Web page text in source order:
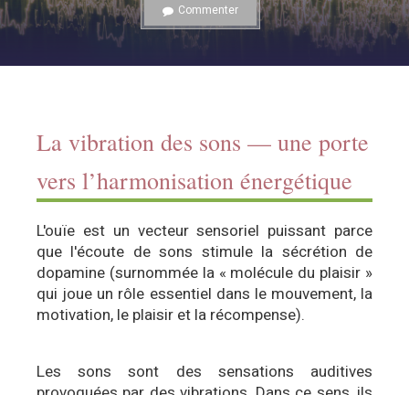
Commenter
La vibration des sons — une porte
vers l’harmonisation énergétique
L'ouïe est un vecteur sensoriel puissant parce
que l'écoute de sons stimule la sécrétion de
dopamine (surnommée la « molécule du plaisir »
qui joue un rôle essentiel dans le mouvement, la
motivation, le plaisir et la récompense).
Les sons sont des sensations auditives